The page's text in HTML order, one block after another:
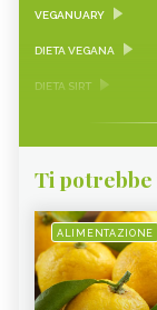
VEGANUARY
DIETA VEGANA
DIETA SIRT
DIETA IPERPROTEICA
DIETA DEL GRUPPO
DIETA CRUDISTA
DIETA METABOLICA
Ti
ALIMENTAZIONE